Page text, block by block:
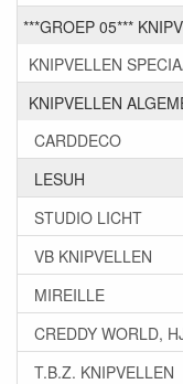
***GROEP 05***
KNIPVELLEN
KNIPVELLEN
CARDDECO
LESUH
STUDIO LICHT
VB KNIPVELLEN
MIREILLE
CREDDY WORLD,
T.B.Z. KNIPVELLEN